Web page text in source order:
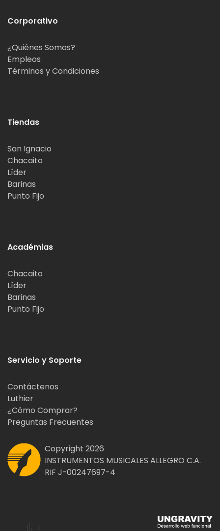
Corporativo
¿Quiénes Somos?
Empleos
Términos y Condiciones
Tiendas
San Ignacio
Chacaito
Líder
Barinas
Punto Fijo
Académias
Chacaito
Líder
Barinas
Punto Fijo
Servicio y Soporte
Contáctenos
Luthier
¿Cómo Comprar?
Preguntas Frecuentes
Copyright 2026
INSTRUMENTOS MUSICALES ALLEGRO C.A.
RIF J-00247697-4